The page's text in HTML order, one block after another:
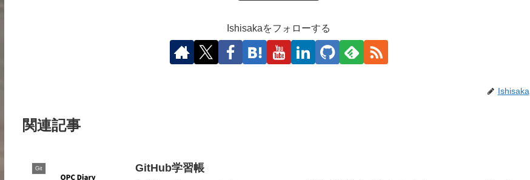
Ishisakaをフォローする
Ishisaka
関連記事
Git GitHub学習帳